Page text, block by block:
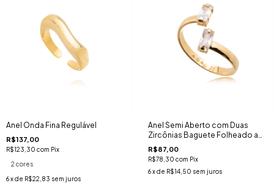
Anel Onda Fina Regulável
R$137,00
R$123,30 com Pix
2 cores
6x de R$22,83 sem juros
Anel Semi Aberto com Duas
Zircônias Baguete Folheado a
Ouro 18k
R$87,00
R$78,30 com Pix
6 x de R$14,50 sem juros